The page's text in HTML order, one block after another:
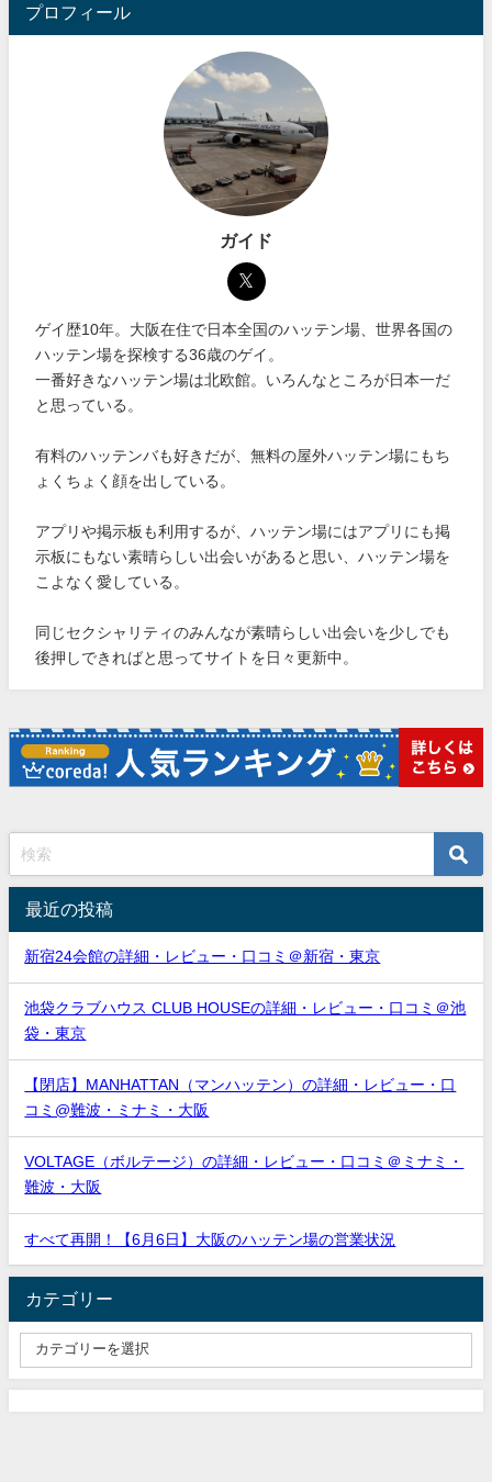
プロフィール
ガイド
ゲイ歴10年。大阪在住で日本全国のハッテン場、世界各国の
ハッテン場を探検する36歳のゲイ。
一番好きなハッテン場は北欧館。いろんなところが日本一だ
と思っている。
有料のハッテンバも好きだが、無料の屋外ハッテン場にもち
ょくちょく顔を出している。
アプリや掲示板も利用するが、ハッテン場にはアプリにも掲
示板にもない素晴らしい出会いがあると思い、ハッテン場を
こよなく愛している。
同じセクシャリティのみんなが素晴らしい出会いを少しでも
後押しできればと思ってサイトを日々更新中。
最近の投稿
新宿24会館の詳細・レビュー・口コミ＠新宿・東京
池袋クラブハウス CLUB HOUSEの詳細・レビュー・口コミ＠池
袋・東京
【閉店】MANHATTAN（マンハッテン）の詳細・レビュー・口
コミ@難波・ミナミ・大阪
VOLTAGE（ボルテージ）の詳細・レビュー・口コミ＠ミナミ・
難波・大阪
すべて再開！【6月6日】大阪のハッテン場の営業状況
カテゴリー